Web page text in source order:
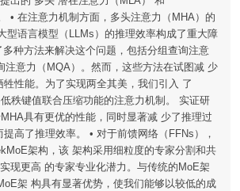
• 在注意力机制方面，多头注意力（MHA）的
型语言模型（LLMs）的推理效率构成了重大障
种方法来解决这个问题，包括分组查询注意
注意力（MQA）。然而，这些方法在试图减 少
牲性能。为了实现两全其美，我们引入 了
秩键值联合压缩功能的注意力机制。 实证研
具有更优的性能，同时显著减 少了推理过
高了推理效率。 • 对于前馈网络（FFNs），
架构，该 架构采用细粒度的专家分割和共
现更高 的专家专业化潜力。与传统的MoE架
架 构具有显著优势，使我们能够以较低的成